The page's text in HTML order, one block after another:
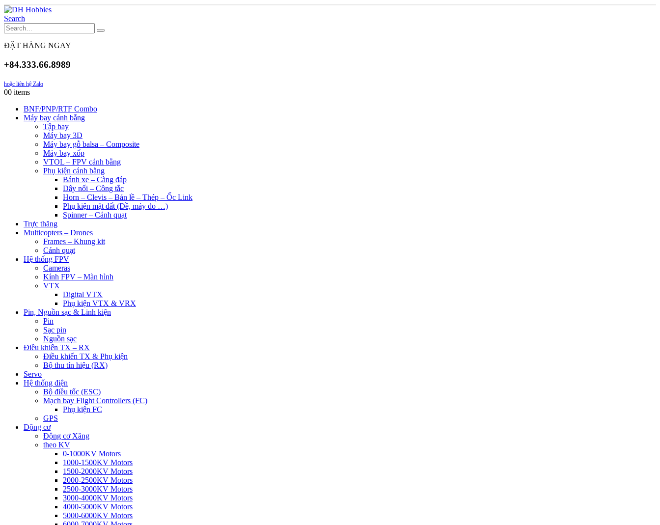
Search
ĐẶT HÀNG NGAY
+84.333.66.8989
hoặc liên hệ Zalo
00 items
BNF/PNP/RTF Combo
Máy bay cánh bằng
Tập bay
Máy bay 3D
Máy bay gỗ balsa – Composite
Máy bay xốp
VTOL – FPV cánh bằng
Phụ kiện cánh bằng
Bánh xe – Càng đáp
Dây nối – Công tắc
Horn – Clevis – Bản lề – Thép – Ốc Link
Phụ kiện mặt đất (Đề, máy đo …)
Spinner – Cánh quạt
Trực thăng
Multicopters – Drones
Frames – Khung kit
Cánh quạt
Hệ thống FPV
Cameras
Kính FPV – Màn hình
VTX
Digital VTX
Phụ kiện VTX & VRX
Pin, Nguồn sạc & Linh kiện
Pin
Sạc pin
Nguồn sạc
Điều khiển TX – RX
Điều khiển TX & Phụ kiện
Bộ thu tín hiệu (RX)
Servo
Hệ thống điện
Bộ điều tốc (ESC)
Mạch bay Flight Controllers (FC)
Phụ kiện FC
GPS
Động cơ
Động cơ Xăng
theo KV
0-1000KV Motors
1000-1500KV Motors
1500-2000KV Motors
2000-2500KV Motors
2500-3000KV Motors
3000-4000KV Motors
4000-5000KV Motors
5000-6000KV Motors